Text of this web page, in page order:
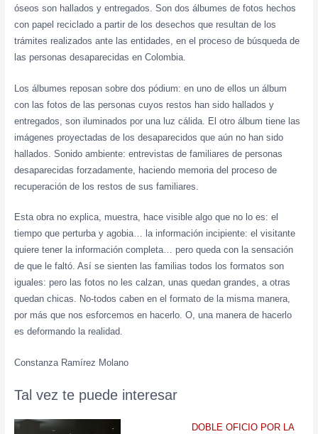
óseos son hallados y entregados. Son dos álbumes de fotos hechos
con papel reciclado a partir de los desechos que resultan de los
trámites realizados ante las entidades, en el proceso de búsqueda de
las personas desaparecidas en Colombia.
Los álbumes reposan sobre dos pódium: en uno de ellos un álbum
con las fotos de las personas cuyos restos han sido hallados y
entregados, son iluminados por una luz cálida. El otro álbum tiene las
imágenes proyectadas de los desaparecidos que aún no han sido
hallados. Sonido ambiente: entrevistas de familiares de personas
desaparecidas forzadamente, haciendo memoria del proceso de
recuperación de los restos de sus familiares.
Esta obra no explica, muestra, hace visible algo que no lo es: el
tiempo que perturba y agobia… la información incipiente: el visitante
quiere tener la información completa… pero queda con la sensación
de que le faltó. Así se sienten las familias todos los formatos son
iguales: pero las fotos no les calzan, unas quedan grandes, a otras
quedan chicas. No-todos caben en el formato de la misma manera,
por más que nos esforcemos en hacerlo. O, una manera de hacerlo
es deformando la realidad.
Constanza Ramírez Molano
Tal vez te puede interesar
DOBLE OFICIO POR LA